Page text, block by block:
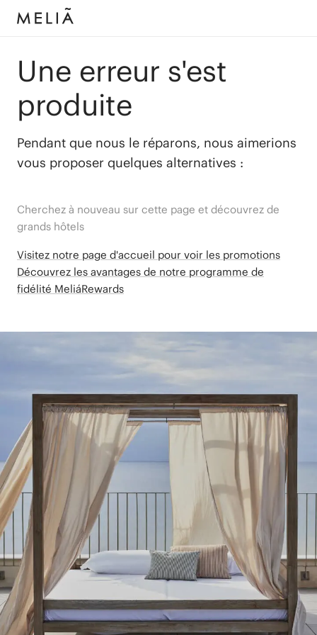
Une erreur s'est
produite
Pendant que nous le réparons, nous aimerions
vous proposer quelques alternatives :
Cherchez à nouveau sur cette page et découvrez de
grands hôtels
Visitez notre page d'accueil pour voir les promotions
Découvrez les avantages de notre programme de
fidélité MeliáRewards